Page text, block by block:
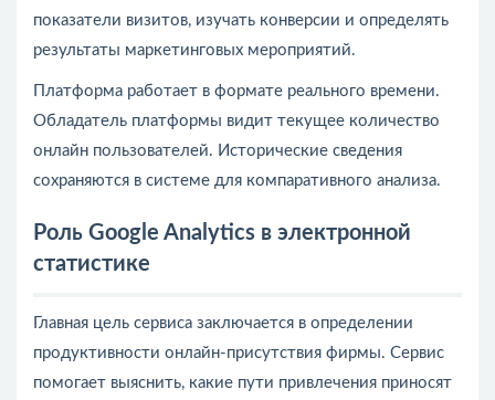
показатели визитов, изучать конверсии и определять
результаты маркетинговых мероприятий.
Платформа работает в формате реального времени.
Обладатель платформы видит текущее количество
онлайн пользователей. Исторические сведения
сохраняются в системе для компаративного анализа.
Роль Google Analytics в электронной
статистике
Главная цель сервиса заключается в определении
продуктивности онлайн-присутствия фирмы. Сервис
помогает выяснить, какие пути привлечения приносят